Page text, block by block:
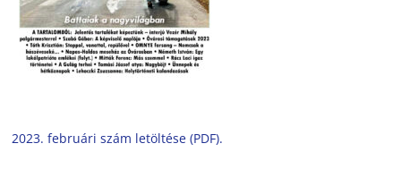
2023. februári szám letöltése (PDF).